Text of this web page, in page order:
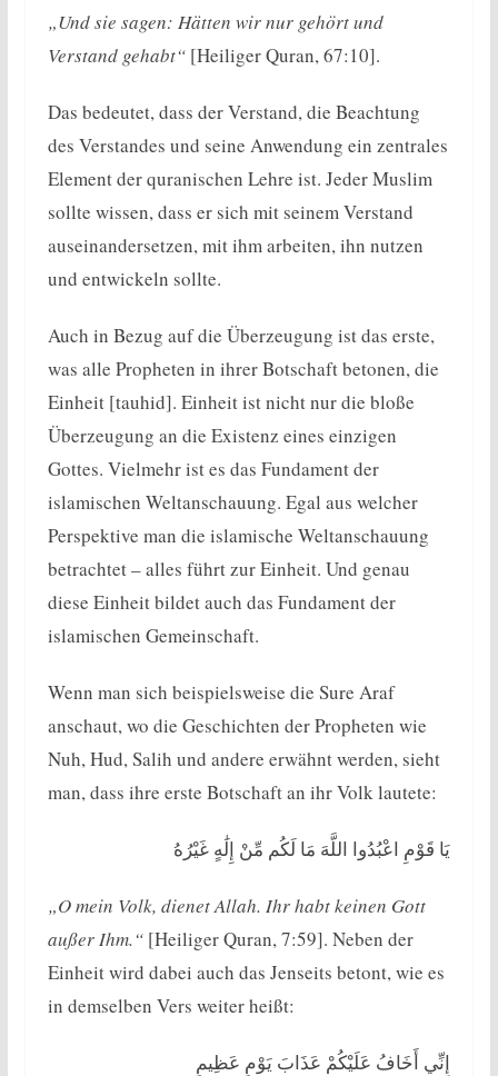
„Und sie sagen: Hätten wir nur gehört und
Verstand gehabt“[Heiliger Quran, 67:10].
Das bedeutet, dass der Verstand, die Beachtung
des Verstandes und seine Anwendung ein zentrales
Element der quranischen Lehre ist. Jeder Muslim
sollte wissen, dass er sich mit seinem Verstand
auseinandersetzen, mit ihm arbeiten, ihn nutzen
und entwickeln sollte.
Auch in Bezug auf die Überzeugung ist das erste,
was alle Propheten in ihrer Botschaft betonen, die
Einheit [tauhid]. Einheit ist nicht nur die bloße
Überzeugung an die Existenz eines einzigen
Gottes. Vielmehr ist es das Fundament der
islamischen Weltanschauung. Egal aus welcher
Perspektive man die islamische Weltanschauung
betrachtet – alles führt zur Einheit. Und genau
diese Einheit bildet auch das Fundament der
islamischen Gemeinschaft.
Wenn man sich beispielsweise die Sure Araf
anschaut, wo die Geschichten der Propheten wie
Nuh, Hud, Salih und andere erwähnt werden, sieht
man, dass ihre erste Botschaft an ihr Volk lautete:
يَا قَوْمِ اعْبُدُوا اللَّهَ مَا لَكُم مِّنْ إِلَٰهٍ غَيْرُهُ
„O mein Volk, dienet Allah. Ihr habt keinen Gott
außer Ihm.“[Heiliger Quran, 7:59]. Neben der
Einheit wird dabei auch das Jenseits betont, wie es
in demselben Vers weiter heißt:
إِنِّي أَخَافُ عَلَيْكُمْ عَذَابَ يَوْمٍ عَظِيمٍ